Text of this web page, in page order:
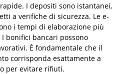
I depositi sono istantanei,
a verifiche di sicurezza. Le e-
i tempi di elaborazione più
bonifici bancari possono
È fondamentale che il
corrisponda esattamente a
per evitare rifiuti.